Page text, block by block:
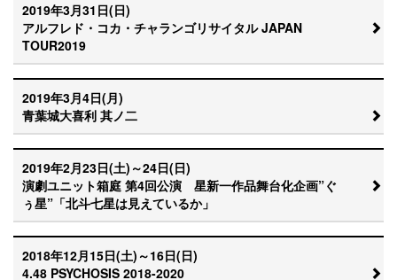
2019年3月31日(日)
アルフレド・コカ・チャランゴリサイタル JAPAN
TOUR2019
2019年3月4日(月)
青葉城大喜利 其ノ二
2019年2月23日(土)～24日(日)
演劇ユニット箱庭 第4回公演 星新一作品舞台化企画”ぐ
ぅ星”「北斗七星は見えているか」
2018年12月15日(土)～16日(日)
4.48 PSYCHOSIS 2018-2020